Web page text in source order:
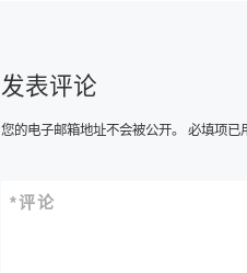
发表评论
您的电子邮箱地址不会被公开。 必填项已
评论
*